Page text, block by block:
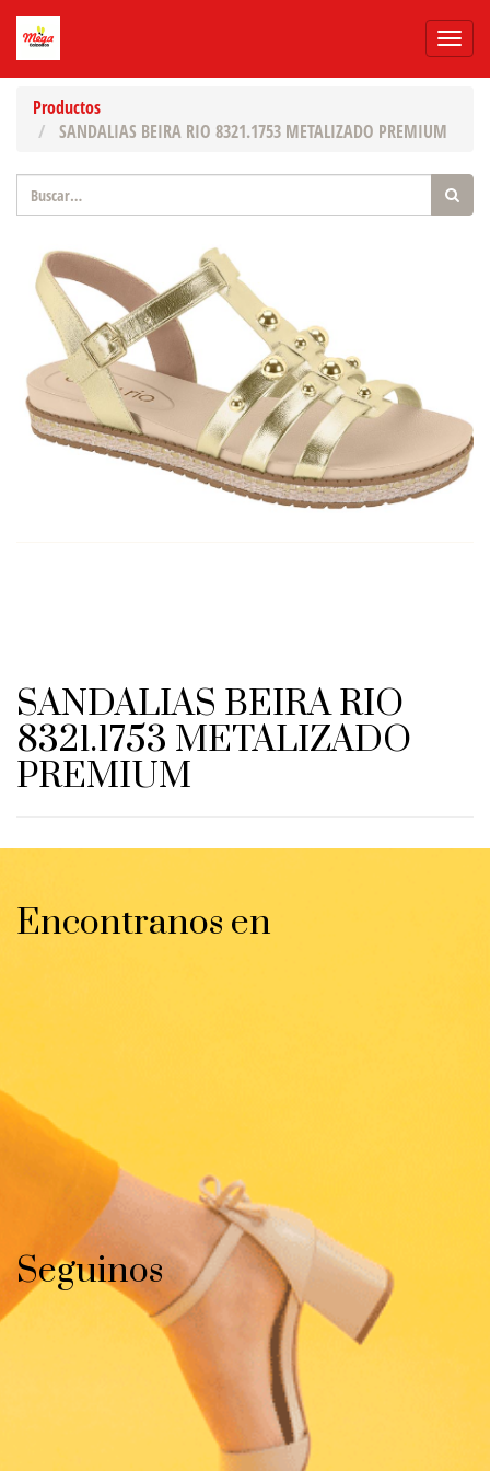
Menú
Productos
SANDALIAS BEIRA RIO 8321.1753 METALIZADO PREMIUM
SANDALIAS BEIRA RIO
8321.1753 METALIZADO
PREMIUM
Encontranos en
Seguinos